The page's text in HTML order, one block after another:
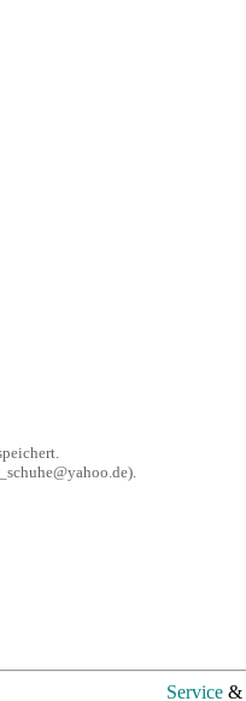
Service &